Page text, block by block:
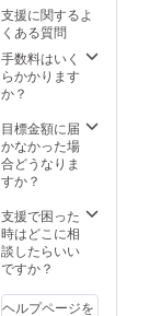
支援に関するよ
くある質問
手数料はいく
らかかります
か？
目標金額に届
かなかった場
合どうなりま
すか？
支援で困った
時はどこに相
談したらいい
ですか？
ヘルプページを